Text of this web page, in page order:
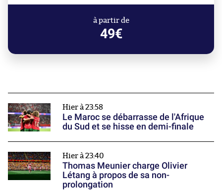
à partir de
49€
Hier à 23:58
Le Maroc se débarrasse de l'Afrique
du Sud et se hisse en demi-finale
Hier à 23:40
Thomas Meunier charge Olivier
Létang à propos de sa non-
prolongation